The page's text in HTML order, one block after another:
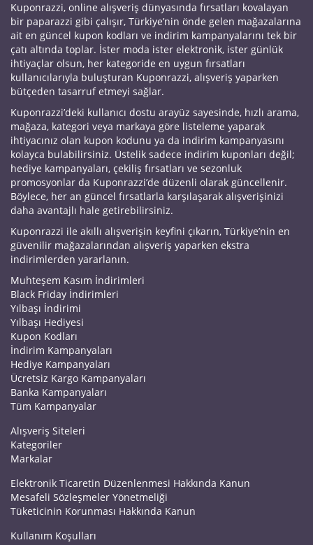
Kuponrazzi, online alışveriş dünyasında fırsatları kovalayan
bir paparazzi gibi çalışır, Türkiye’nin önde gelen mağazalarına
ait en güncel kupon kodları ve indirim kampanyalarını tek bir
çatı altında toplar. İster moda ister elektronik, ister günlük
ihtiyaçlar olsun, her kategoride en uygun fırsatları
kullanıcılarıyla buluşturan Kuponrazzi, alışveriş yaparken
bütçeden tasarruf etmeyi sağlar.
Kuponrazzi’deki kullanıcı dostu arayüz sayesinde, hızlı arama,
mağaza, kategori veya markaya göre listeleme yaparak
ihtiyacınız olan kupon kodunu ya da indirim kampanyasını
kolayca bulabilirsiniz. Üstelik sadece indirim kuponları değil;
hediye kampanyaları, çekiliş fırsatları ve sezonluk
promosyonlar da Kuponrazzi’de düzenli olarak güncellenir.
Böylece, her an güncel fırsatlarla karşılaşarak alışverişinizi
daha avantajlı hale getirebilirsiniz.
Kuponrazzi ile akıllı alışverişin keyfini çıkarın, Türkiye’nin en
güvenilir mağazalarından alışveriş yaparken ekstra
indirimlerden yararlanın.
Muhteşem Kasım İndirimleri
Black Friday İndirimleri
Yılbaşı İndirimi
Yılbaşı Hediyesi
Kupon Kodları
İndirim Kampanyaları
Hediye Kampanyaları
Ücretsiz Kargo Kampanyaları
Banka Kampanyaları
Tüm Kampanyalar
Alışveriş Siteleri
Kategoriler
Markalar
Elektronik Ticaretin Düzenlenmesi Hakkında Kanun
Mesafeli Sözleşmeler Yönetmeliği
Tüketicinin Korunması Hakkında Kanun
Kullanım Koşulları